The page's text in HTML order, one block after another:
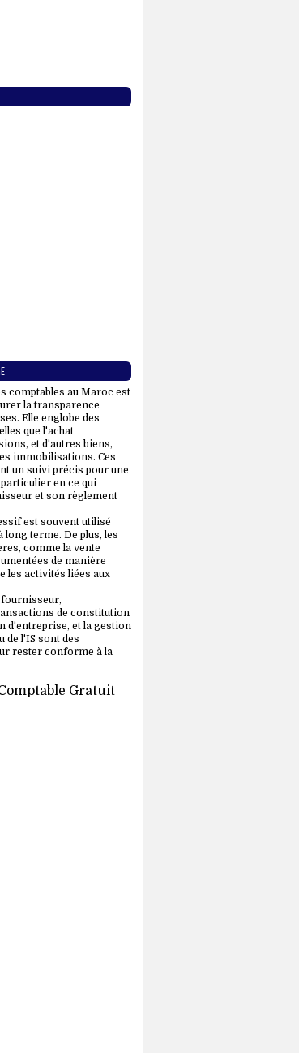
comptables au Maroc est
la transparence
Elle englobe des
que l'achat
et d'autres biens,
immobilisations. Ces
un suivi précis pour une
en ce qui
et son règlement
est souvent utilisé
long terme. De plus, les
comme la vente
de manière
les activités liées aux
fournisseur,
de constitution
d'entreprise, et la gestion
de l'IS sont des
rester conforme à la
Gratuit